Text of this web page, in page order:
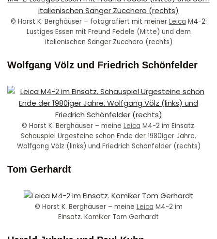
© Horst K. Berghäuser – fotografiert mit meiner Leica M4-2:
Lustiges Essen mit Freund Fedele (Mitte) und dem
italienischen Sänger Zucchero (rechts)
Wolfgang Völz und Friedrich Schönfelder
© Horst K. Berghäuser – meine Leica M4-2 im Einsatz.
Schauspiel Urgesteine schon Ende der 1980iger Jahre.
Wolfgang Völz (links) und Friedrich Schönfelder (rechts)
Tom Gerhardt
© Horst K. Berghäuser – meine Leica M4-2 im
Einsatz. Komiker Tom Gerhardt